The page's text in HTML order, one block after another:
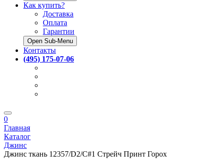
Как купить?
Доставка
Оплата
Гарантии
Open Sub-Menu
Контакты
(495) 175-07-06
0
Главная
Каталог
Джинс
Джинс ткань 12357/D2/C#1 Стрейч Принт Горох